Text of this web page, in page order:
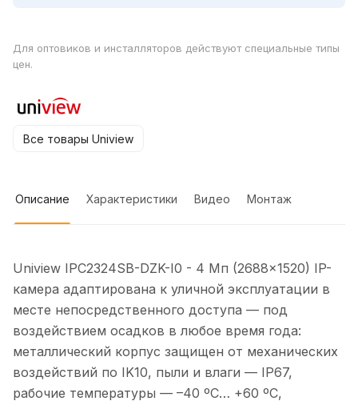
Для оптовиков и инсталляторов действуют специальные типы
цен.
Все товары Uniview
Описание Характеристики Видео Монтаж
Uniview IPC2324SB-DZK-I0 - 4 Мп (2688×1520) IP-
камера адаптирована к уличной эксплуатации в
месте непосредственного доступа — под
воздействием осадков в любое время года:
металлический корпус защищен от механических
воздействий по IK10, пыли и влаги — IP67,
рабочие температуры — –40 ºС… +60 ºС,